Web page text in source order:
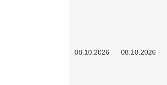
08.10.2026 08.10.2026